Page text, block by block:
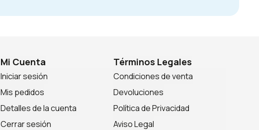
Mi Cuenta
Iniciar sesión
Mis pedidos
Detalles de la cuenta
Cerrar sesión
Términos Legales
Condiciones de venta
Devoluciones
Política de Privacidad
Aviso Legal